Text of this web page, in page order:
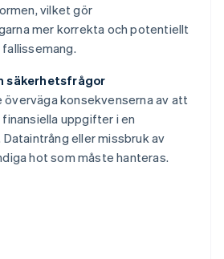
vilket gör
mer korrekta och potentiellt
säkerhetsfrågor
överväga konsekvenserna av att
uppgifter i en
eller missbruk av
hot som måste hanteras.